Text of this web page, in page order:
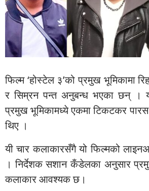
फिल्म ‘होस्टेल ३’को प्रमुख भूमिकामा
र सिम्रन पन्त अनुबन्ध भएका छन् ।
प्रमुख भूमिकामध्ये एकमा टिकटकर
थिए ।
यी चार कलाकारसँगै यो फिल्मको
। निर्देशक सशान कँडेलका अनुसार
कलाकार आवश्यक छ।